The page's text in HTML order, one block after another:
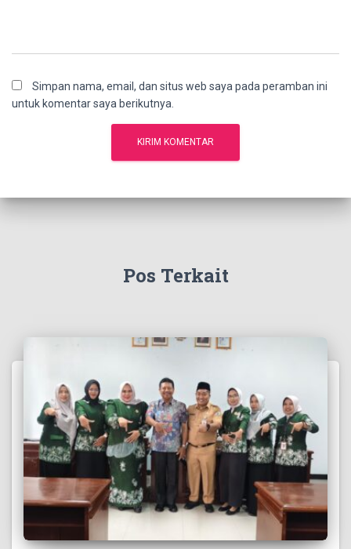
Simpan nama, email, dan situs web saya pada peramban ini
untuk komentar saya berikutnya.
Pos Terkait